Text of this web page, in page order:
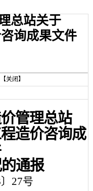
总站关于
询成果文件
【关闭】
管理总站
造价咨询成
通报
27号